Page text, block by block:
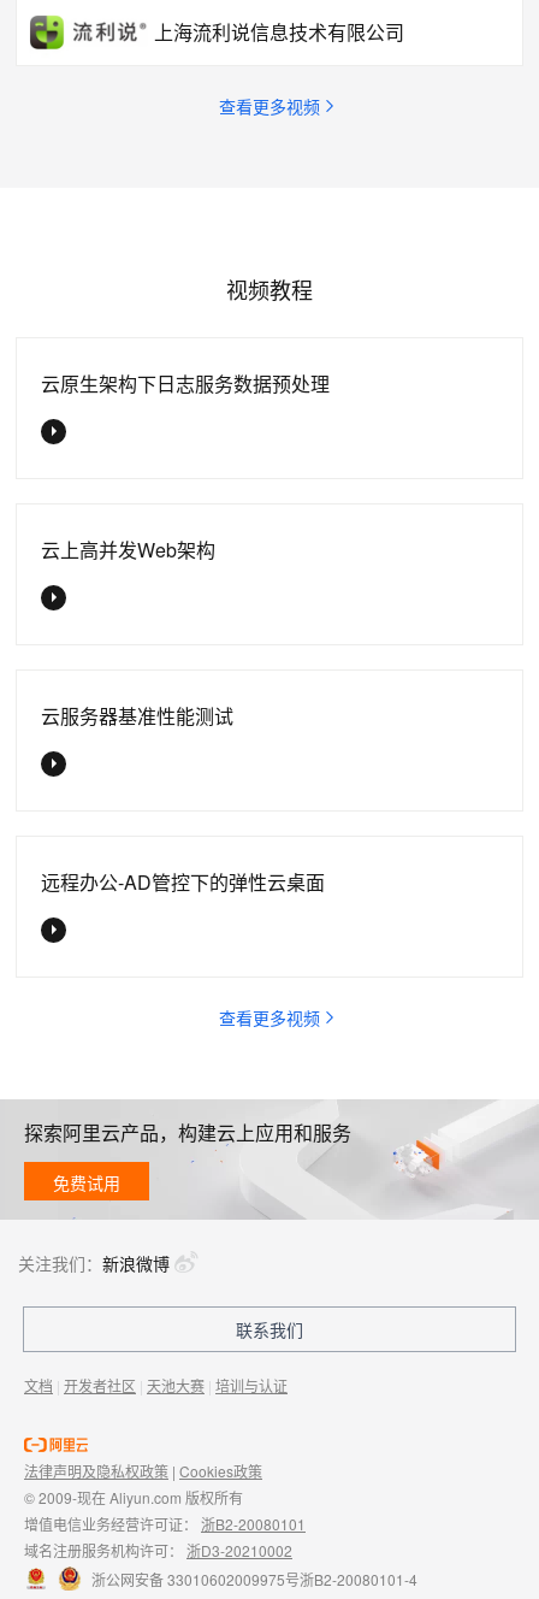
上海流利说信息技术有限公司
查看更多视频
视频教程
云原生架构下日志服务数据预处理
云上高并发Web架构
云服务器基准性能测试
远程办公-AD管控下的弹性云桌面
查看更多视频
探索阿里云产品，构建云上应用和服务
免费试用